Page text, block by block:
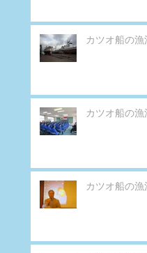
カツオ船の漁
カツオ船の漁
カツオ船の漁